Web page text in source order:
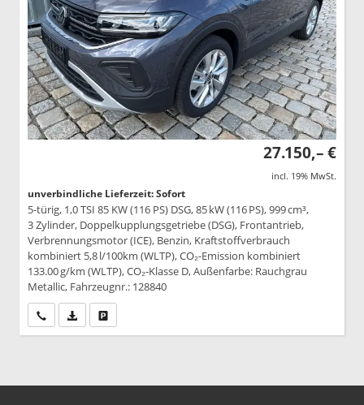
27.150,– €
incl. 19% MwSt.
unverbindliche Lieferzeit: Sofort
5-türig, 1,0 TSI 85 KW (116 PS) DSG, 85 kW (116 PS), 999 cm³,
3 Zylinder, Doppelkupplungsgetriebe (DSG), Frontantrieb,
Verbrennungsmotor (ICE), Benzin, Kraftstoffverbrauch
kombiniert 5,8 l/100km (WLTP), CO₂-Emission kombiniert
133.00 g/km (WLTP), CO₂-Klasse D, Außenfarbe: Rauchgrau
Metallic, Fahrzeugnr.: 128840
Wir rufen Sie anPDF-Datei, Fahrzeugexposé drucken